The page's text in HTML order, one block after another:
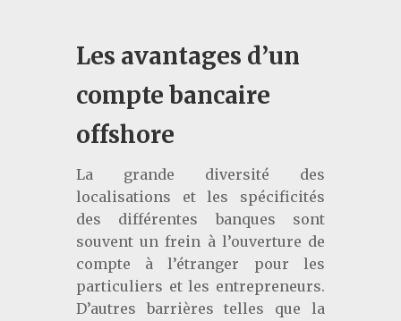
Les avantages d’un
compte bancaire
offshore
La grande diversité des
localisations et les spécificités
des différentes banques sont
souvent un frein à l’ouverture de
compte à l’étranger pour les
particuliers et les entrepreneurs.
D’autres barrières telles que la